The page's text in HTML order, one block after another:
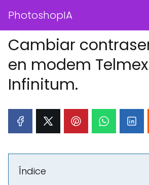
PhotoshopIA
Cambiar
en modem Telmex
Infinitum.
Índice